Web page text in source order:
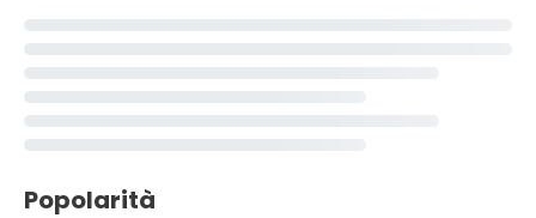
Popolarità